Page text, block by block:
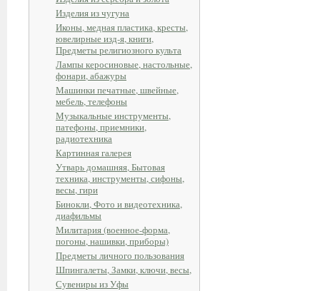
Изделия из чугуна
Иконы, медная пластика, кресты,
ювелирные изд-я, книги,
Предметы религиозного культа
Лампы керосиновые, настольные,
фонари, абажуры
Машинки печатные, швейные,
мебель, телефоны
Музыкальные инструменты,
патефоны, приемники,
радиотехника
Картинная галерея
Утварь домашняя, Бытовая
техника, инструменты, сифоны,
весы, гири
Бинокли, Фото и видеотехника,
диафильмы
Милитария (военное-форма,
погоны, нашивки, приборы)
Предметы личного пользования
Шпингалеты, Замки, ключи, весы,
Сувениры из Уфы